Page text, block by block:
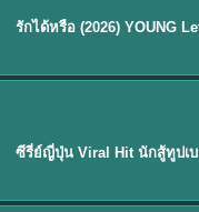
★7.9